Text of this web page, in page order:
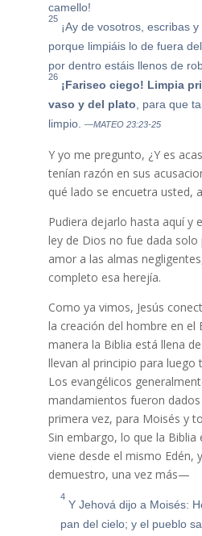
camello!
25
¡Ay de vosotros, escribas
porque limpiáis lo de fuera
por dentro estáis llenos de
26
¡Fariseo ciego! Limpia
vaso y del plato, para que
limpio. —MATEO 23:23-25
Y yo me pregunto, ¿Y es
tenían razón en sus
qué lado se encuetra usted,
Pudiera dejarlo hasta aquí y
ley de Dios no fue dada
amor a las almas
completo esa herejía.
Como ya vimos, Jesús
la creación del hombre en el
manera la Biblia está llena
llevan al principio para luego
Los evangélicos
mandamientos fueron
primera vez, para Moisés y
Sin embargo, lo que la Biblia
viene desde el mismo Edén,
demuestro, una vez más—
4
Y Jehová dijo a Moisés:
pan del cielo; y el pueblo